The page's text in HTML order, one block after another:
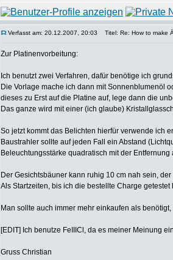
Verfasst am: 20.12.2007, 20:03 Titel: Re: How to make
Zur Platinenvorbeitung:
Ich benutzt zwei Verfahren, dafür benötige ich
Die Vorlage mache ich dann mit Sonnenblumenöl
dieses zu Erst auf die Platine auf, lege dann die
Das ganze wird mit einer (ich glaube)
So jetzt kommt das Belichten hierfür verwende ich
Baustrahler sollte auf jeden Fall ein Abstand
Beleuchtungsstärke quadratisch mit der Entfernung
Der Gesichtsbäuner kann ruhig 10 cm nah sein,
Als Startzeiten, bis ich die bestellte Charge
Man sollte auch immer mehr einkaufen als
[EDIT] Ich benutze FeIIICl, da es meiner Meinung
Gruss Christian